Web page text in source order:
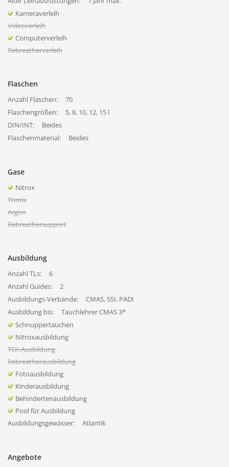
Kameraverleih
Videoverleih
Computerverleih
Rebreatherverleih
Flaschen
Anzahl Flaschen:
70
Flaschengrößen:
5, 8, 10, 12, 15 l
DIN/INT:
Beides
Flaschenmaterial:
Beides
Gase
Nitrox
Trimix
Argon
Rebreathersupport
Ausbildung
Anzahl TLs:
6
Anzahl Guides:
2
Ausbildungs-Verbände:
CMAS, SSI, PADI
Ausbildung bis:
Tauchlehrer CMAS 3*
Schnuppertauchen
Nitroxausbildung
TEK-Ausbildung
Rebreatherausbildung
Fotoausbildung
Kinderausbildung
Behindertenausbildung
Pool für Ausbildung
Ausbildungsgewässer:
Atlantik
Angebote